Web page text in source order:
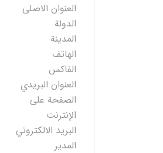
العنوان الاصلی
الدولة
المدينة
الهاتف
الفاكس
العنوان البريدي
الصفحة على
الإنترنت
البريد الالكتروني
المدير